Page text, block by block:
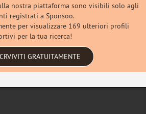
nostra piattaforma sono visibili solo agli
registrati a Sponsoo.
per visualizzare 169 ulteriori profili
per la tua ricerca!
GRATUITAMENTE